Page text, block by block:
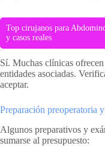
Top cirujanos para
y casos reales
Sí. Muchas clínicas
entidades asociadas.
aceptar.
Preparación preoperatoria
Algunos preparativos y
sumarse al presupuesto: